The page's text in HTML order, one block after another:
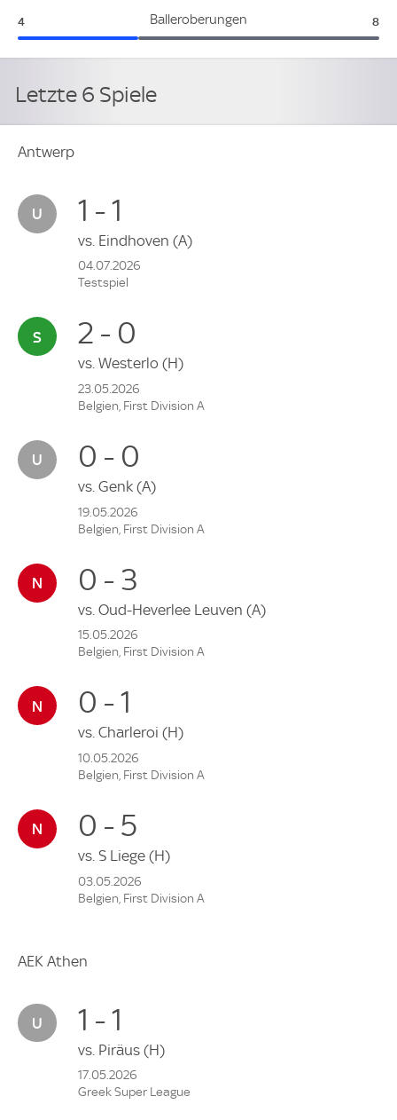
Balleroberungen
Antwerp:
4 8
Letzte 6 Spiele
Antwerp
1 - 1
vs. Eindhoven (A)
04.07.2026
Testspiel
2 - 0
vs. Westerlo (H)
23.05.2026
Belgien, First Division A
0 - 0
vs. Genk (A)
19.05.2026
Belgien, First Division A
0 - 3
vs. Oud-Heverlee Leuven (A)
15.05.2026
Belgien, First Division A
0 - 1
vs. Charleroi (H)
10.05.2026
Belgien, First Division A
0 - 5
vs. S Liege (H)
03.05.2026
Belgien, First Division A
AEK Athen
1 - 1
vs. Piräus (H)
17.05.2026
Greek Super League